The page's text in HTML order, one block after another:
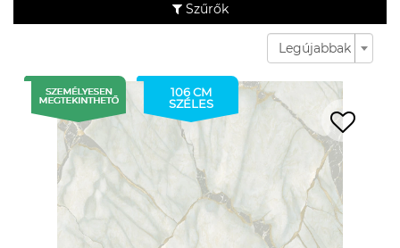
Szűrők
Legújabbak
106 CM
SZÉLES